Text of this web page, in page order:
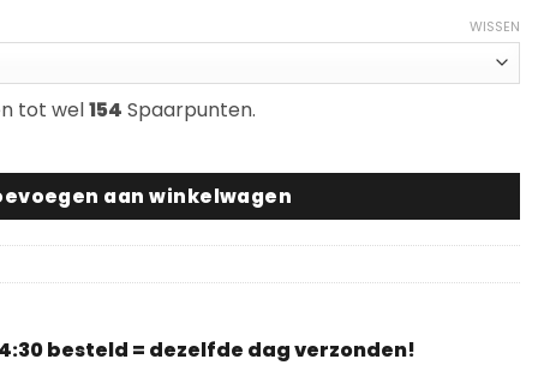
WISSEN
tot wel154 Spaarpunten.
aan winkelwagen
besteld = dezelfde dag verzonden!